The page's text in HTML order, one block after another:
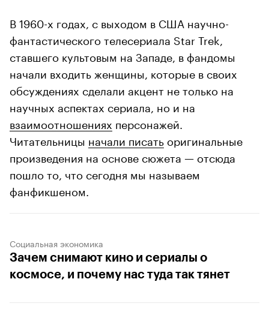
В 1960-х годах, с выходом в США научно-
фантастического телесериала Star Trek,
ставшего культовым на Западе, в фандомы
начали входить женщины, которые в своих
обсуждениях сделали акцент не только на
научных аспектах сериала, но и на
взаимоотношениях персонажей.
Читательницы начали писать оригинальные
произведения на основе сюжета — отсюда
пошло то, что сегодня мы называем
фанфикшеном.
Социальная экономика
Зачем снимают кино и сериалы о
космосе, и почему нас туда так тянет